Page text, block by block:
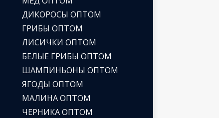
ДИКОРОСЫ ОПТОМ
ГРИБЫ ОПТОМ
ЛИСИЧКИ ОПТОМ
БЕЛЫЕ ГРИБЫ ОПТОМ
ШАМПИНЬОНЫ ОПТОМ
ЯГОДЫ ОПТОМ
МАЛИНА ОПТОМ
ЧЕРНИКА ОПТОМ